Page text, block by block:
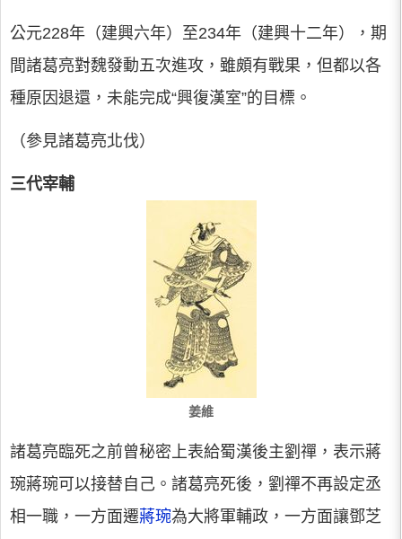
公元228年（建興六年）至234年（建興十二年），期
間諸葛亮對魏發動五次進攻，雖頗有戰果，但都以各
種原因退還，未能完成“興復漢室”的目標。
（參見諸葛亮北伐）
三代宰輔
姜維
諸葛亮臨死之前曾秘密上表給蜀漢後主劉禪，表示蔣
琬蔣琬可以接替自己。諸葛亮死後，劉禪不再設定丞
相一職，一方面遷蔣琬為大將軍輔政，一方面讓鄧芝